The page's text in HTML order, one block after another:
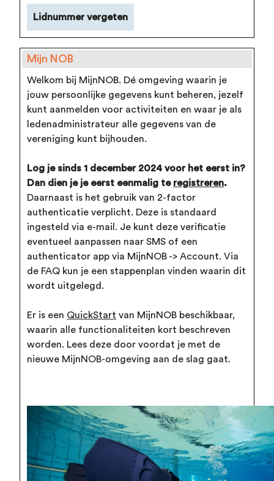
Lidnummer vergeten
Mijn NOB
Welkom bij MijnNOB. Dé omgeving waarin je
jouw persoonlijke gegevens kunt beheren, jezelf
kunt aanmelden voor activiteiten en waar je als
ledenadministrateur alle gegevens van de
vereniging kunt bijhouden.
Log je sinds 1 december 2024 voor het eerst in?
Dan dien je je eerst eenmalig te registreren.
Daarnaast is het gebruik van 2-factor
authenticatie verplicht. Deze is standaard
ingesteld via e-mail. Je kunt deze verificatie
eventueel aanpassen naar SMS of een
authenticator app via MijnNOB -> Account. Via
de FAQ kun je een stappenplan vinden waarin dit
wordt uitgelegd.
Er is een QuickStart van MijnNOB beschikbaar,
waarin alle functionaliteiten kort beschreven
worden. Lees deze door voordat je met de
nieuwe MijnNOB-omgeving aan de slag gaat.